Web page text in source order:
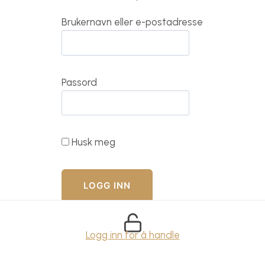
Brukernavn eller e-postadresse
Passord
Husk meg
Logg inn for å handle